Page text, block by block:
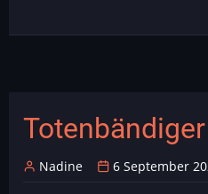
Nadine 6 September